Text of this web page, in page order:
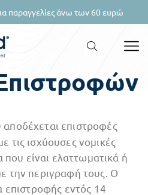
παραγγελίες άνω των 60 ευρώ
αποδέχεται επιστροφές
ισχύουσες νομικές
που είναι ελαττωματικά ή
την περιγραφή τους. Ο
επιστροφής εντός 14